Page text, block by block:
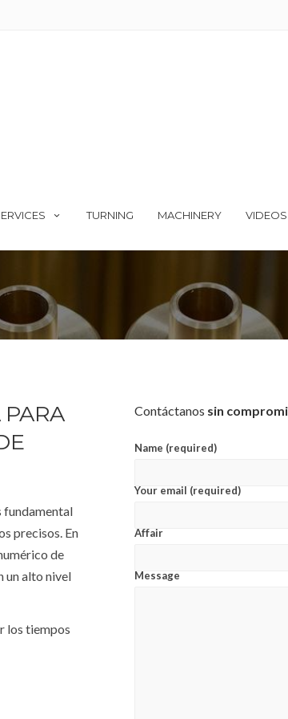
TURNING MACHINERY VIDEOS
fundamental
precisos. En
de
un alto nivel
los tiempos
Contáctanos sin
Name (required)
Your email (required)
Affair
Message